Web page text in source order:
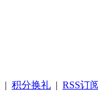
| 积分换礼 | RSS订